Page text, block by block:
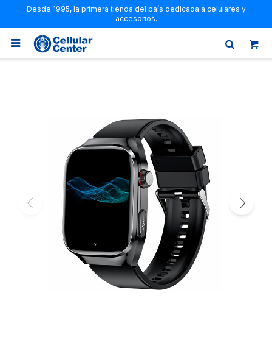
Desde 1995, la primera tienda del país dedicada a celulares y
accesorios.
